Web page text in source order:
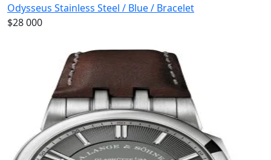
Odysseus Stainless Steel / Blue / Bracelet
$28 000